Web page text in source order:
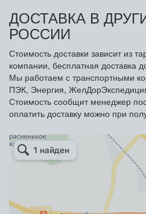
ДОСТАВКА В
РОССИИ
Стоимость доставки зависит из
компании, бесплатная доставка
Мы работаем с транспортными
ПЭК, Энергия,
Стоимость сообщит менеджер
оплатить доставку можно при
Арметкон
Металлическая мебель в
Торговое оборудование в